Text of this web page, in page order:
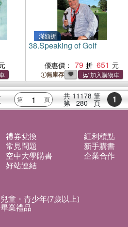
滿額折
38.Speaking of Golf
優惠價： 79 651
無庫存
共 11178 筆
第 280 頁 1
禮券兌換
紅利積點
常見問題
新手購書
空中大學購書
企業合作
好站連結
兒童・青少年(7歲以上)
畢業禮品